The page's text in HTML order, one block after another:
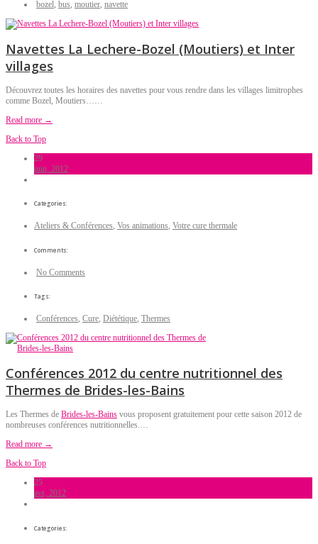
bozel bus moutier navette
Navettes La Lechere-Bozel (Moutiers) et Inter
villages
Découvrez toutes les horaires des navettes pour vous rendre dans les villages limitrophes
comme Bozel, Moutiers……
Read more →
Back to Top
29
juin, 2012
Categories:
Ateliers & Conférences, Vos animations, Votre cure thermale
Comments:
No Comments
Tags:
Conférences, Cure, Diététique, Thermes
Conférences 2012 du centre nutritionnel des
Thermes de Brides-les-Bains
Les Thermes de Brides-les-Bains vous proposent gratuitement pour cette saison 2012 de
nombreuses conférences nutritionnelles.…
Read more →
Back to Top
25
avr, 2012
Categories: